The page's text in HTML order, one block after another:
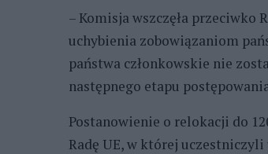
– Komisja wszczęła przeciwko
uchybienia zobowiązaniom
państwa członkowskie nie
następnego etapu
Postanowienie o relokacji do
Radę UE, w której